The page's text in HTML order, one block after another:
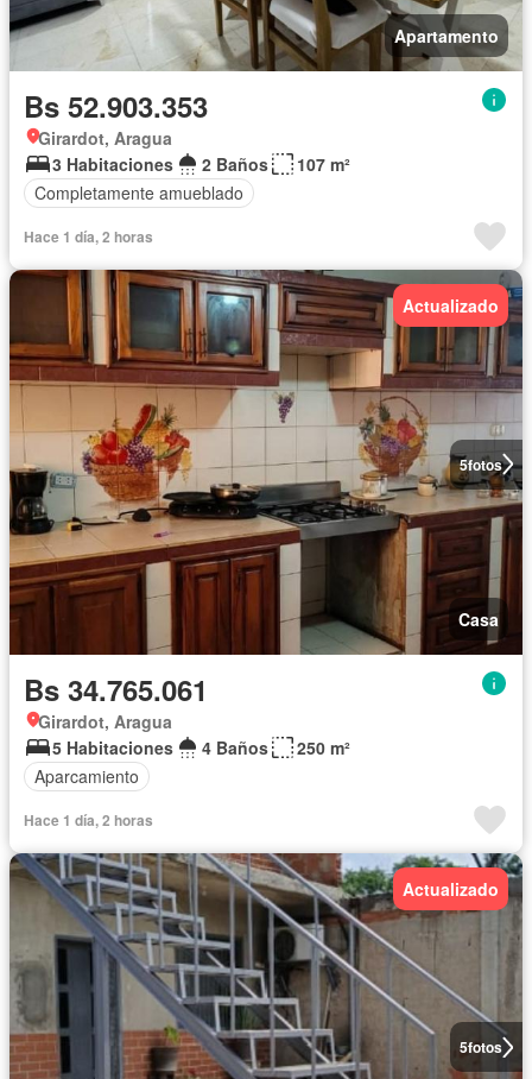
Apartamento
Bs 52.903.353
Girardot, Aragua
3 Habitaciones
2 Baños
107 m²
Completamente amueblado
Hace 1 día, 2 horas
5fotos
Actualizado
Casa
Bs 34.765.061
Girardot, Aragua
5 Habitaciones
4 Baños
250 m²
Aparcamiento
Hace 1 día, 2 horas
5fotos
Actualizado